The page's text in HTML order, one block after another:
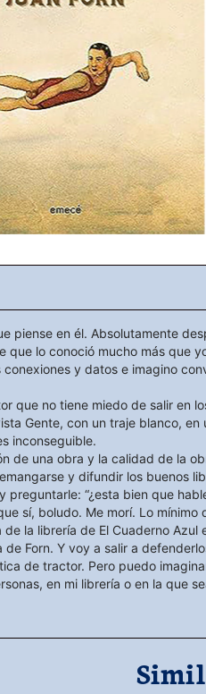
piense en él. Absolutamente
que lo conoció mucho más que
y datos e imagino
que no tiene miedo de salir en
Gente, con un traje blanco,
inconseguible.
de una obra y la calidad de la
y difundir los buenos
preguntarle: “¿esta bien que
sí, boludo. Me morí. Lo
la librería de El Cuaderno Azul
Forn. Y voy a salir a
de tractor. Pero puedo
en mi librería o en la que